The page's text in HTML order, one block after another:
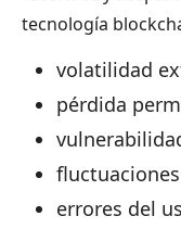
tecnología
volatilidad
pérdida
errores del